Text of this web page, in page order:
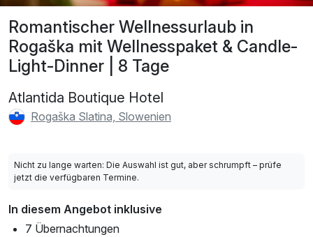
Romantischer Wellnessurlaub in
Rogaška mit Wellnesspaket & Candle-
Light-Dinner | 8 Tage
Atlantida Boutique Hotel
Rogaška Slatina, Slowenien
Nicht zu lange warten: Die Auswahl ist gut, aber schrumpft – prüfe
jetzt die verfügbaren Termine.
In diesem Angebot inklusive
7 Übernachtungen